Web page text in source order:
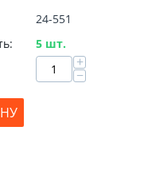
24-551
5 шт.
+
−